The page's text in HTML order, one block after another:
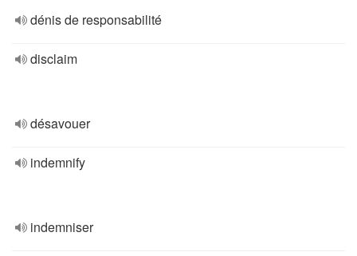
dénis de responsabilité
disclaim
désavouer
indemnify
indemniser